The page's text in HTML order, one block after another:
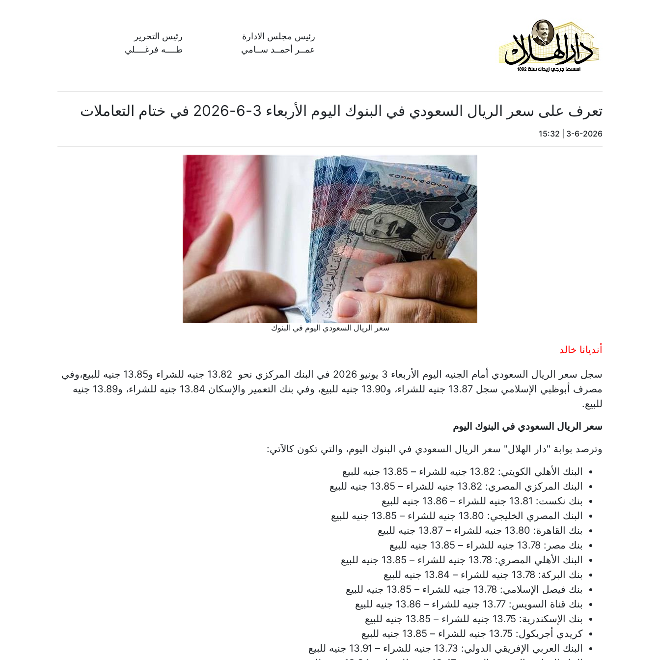
رئيس مجلس الادارة
عمــر أحمــد ســامي
رئيس التحرير
طــــه فرغــــلي
تعرف على سعر الريال السعودي في البنوك اليوم الأربعاء 3-6-2026 في ختام التعاملات
3-6-2026
15:32
سعر الريال السعودي اليوم في البنوك
أنديانا خالد
سجل سعر الريال السعودي أمام الجنيه اليوم الأربعاء 3 يونيو 2026 في البنك المركزي نحو 13.82 جنيه للشراء و13.85 جنيه للبيع،وفي
مصرف أبوظبي الإسلامي سجل 13.87 جنيه للشراء، و13.90 جنيه للبيع، وفي بنك التعمير والإسكان 13.84 جنيه للشراء، و13.89 جنيه
للبيع.
سعر الريال السعودي في البنوك اليوم
وترصد بوابة "دار الهلال" سعر الريال السعودي في البنوك اليوم، والتي تكون كالآتي:
البنك الأهلي الكويتي: 13.82 جنيه للشراء – 13.85 جنيه للبيع
البنك المركزي المصري: 13.82 جنيه للشراء – 13.85 جنيه للبيع
بنك نكست: 13.81 جنيه للشراء – 13.86 جنيه للبيع
البنك المصري الخليجي: 13.80 جنيه للشراء – 13.85 جنيه للبيع
بنك القاهرة: 13.80 جنيه للشراء – 13.87 جنيه للبيع
بنك مصر: 13.78 جنيه للشراء – 13.85 جنيه للبيع
البنك الأهلي المصري: 13.78 جنيه للشراء – 13.85 جنيه للبيع
بنك البركة: 13.78 جنيه للشراء – 13.84 جنيه للبيع
بنك فيصل الإسلامي: 13.78 جنيه للشراء – 13.85 جنيه للبيع
بنك قناة السويس: 13.77 جنيه للشراء – 13.86 جنيه للبيع
بنك الإسكندرية: 13.75 جنيه للشراء – 13.85 جنيه للبيع
كريدي أجريكول: 13.75 جنيه للشراء – 13.85 جنيه للبيع
البنك العربي الإفريقي الدولي: 13.73 جنيه للشراء – 13.91 جنيه للبيع